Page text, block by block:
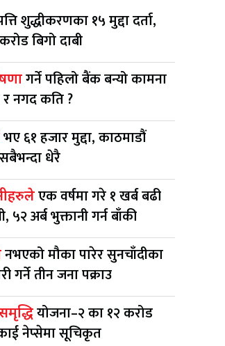
शुद्धीकरणका १५ मुद्दा दर्ता,
बिगो दाबी
गर्ने पहिलो बैंक बन्यो कामना
नगद कति ?
भए ६१ हजार मुद्दा, काठमाडौं
धेरै
एक वर्षमा गरे १ खर्ब बढी
५२ अर्ब भुक्तानी गर्न बाँकी
नभएको मौका पारेर सुनचाँदीका
गर्ने तीन जना पक्राउ
योजना–२ का १२ करोड
नेप्सेमा सूचिकृत